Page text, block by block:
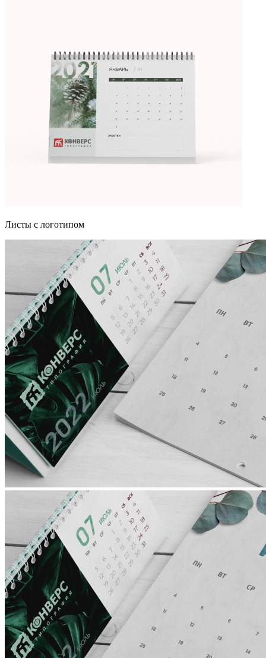
Листы с логотипом